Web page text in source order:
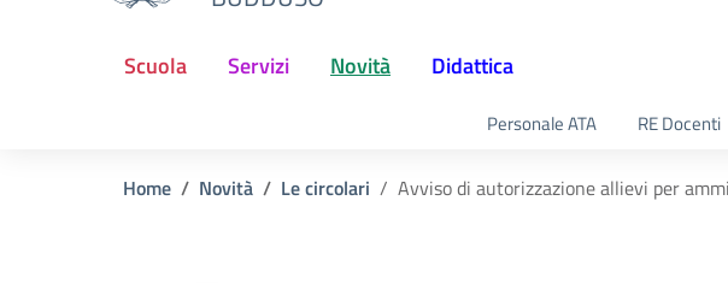
Scuola Servizi Novità Didattica
Personale ATA RE Docenti
Home Novità Le circolari Avviso di autorizzazione allievi per